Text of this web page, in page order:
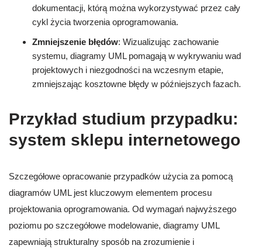
dokumentacji, którą można wykorzystywać przez cały
cykl życia tworzenia oprogramowania.
Zmniejszenie błędów: Wizualizując zachowanie
systemu, diagramy UML pomagają w wykrywaniu wad
projektowych i niezgodności na wczesnym etapie,
zmniejszając kosztowne błędy w późniejszych fazach.
Przykład studium przypadku:
system sklepu internetowego
Szczegółowe opracowanie przypadków użycia za pomocą
diagramów UML jest kluczowym elementem procesu
projektowania oprogramowania. Od wymagań najwyższego
poziomu po szczegółowe modelowanie, diagramy UML
zapewniają strukturalny sposób na zrozumienie i